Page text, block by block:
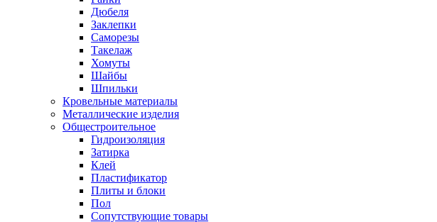
Дюбеля
Заклепки
Саморезы
Такелаж
Хомуты
Шайбы
Шпильки
Кровельные материалы
Металлические изделия
Общестроительное
Гидроизоляция
Затирка
Клей
Пластификатор
Плиты и блоки
Пол
Сопутствующие товары